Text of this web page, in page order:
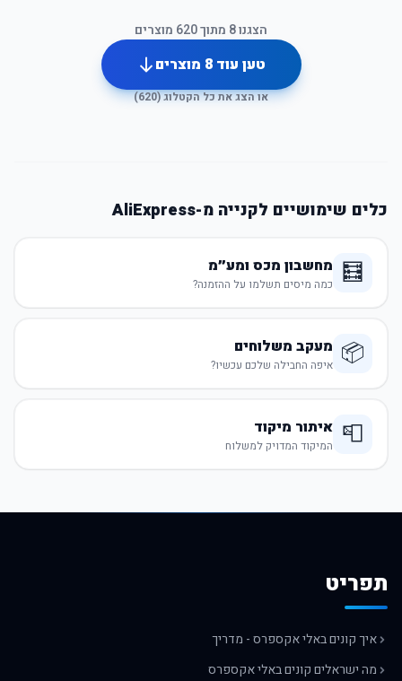
הצגנו8 מתוך620 מוצרים
טען עוד8 מוצרים
או הצג את כל הקטלוג (620
)
כלים שימושיים לקנייה מ-AliExpress
🧮 מחשבון מכס ומע״מ
כמה מיסים תשלמו על ההזמנה?
📦 מעקב משלוחים
איפה החבילה שלכם עכשיו?
📮 איתור מיקוד
המיקוד המדויק למשלוח
תפריט
איך קונים באלי אקספרס - מדריך
מה ישראלים קונים באלי אקספרס